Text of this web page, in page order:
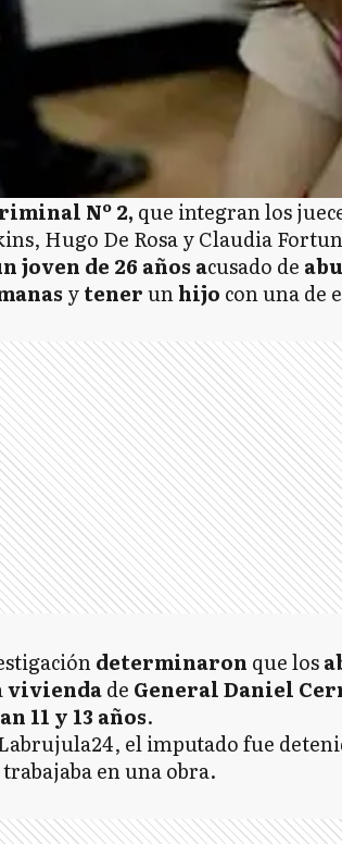
Nº 2, que integran los
Hugo De Rosa y Claudia
joven de 26 años acusado de
ytenerunhijo con una de
determinaron que los
viviendade General Daniel
11 y 13 años.
el imputado fue
en una obra.